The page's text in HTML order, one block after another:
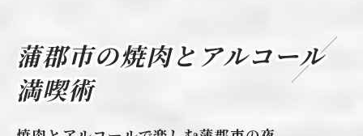
焼肉に合うドリンク選びの秘訣
焼肉と相性抜群のアルコールを知る
ドリンク選びで焼肉の味を引き立てる
焼肉とビールの黄金バランスを考察
蒲郡市の焼肉とアルコール
満喫術